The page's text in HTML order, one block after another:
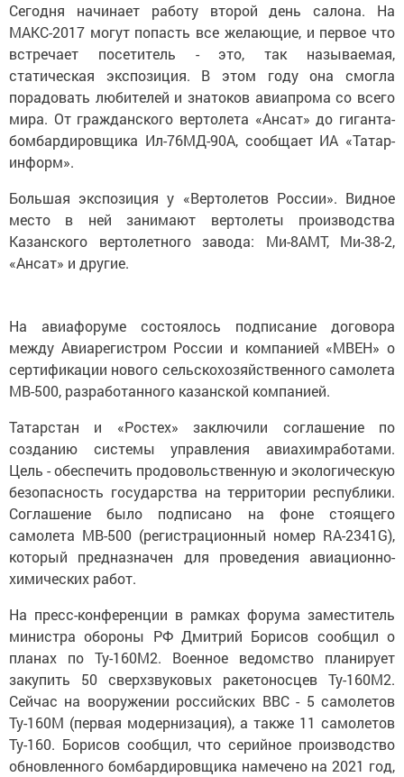
Сегодня начинает работу второй день салона. На
МАКС-2017 могут попасть все желающие, и первое что
встречает посетитель - это, так называемая,
статическая экспозиция. В этом году она смогла
порадовать любителей и знатоков авиапрома со всего
мира. От гражданского вертолета «Ансат» до гиганта-
бомбардировщика Ил-76МД-90А, сообщает ИА «Татар-
информ».
Большая экспозиция у «Вертолетов России». Видное
место в ней занимают вертолеты производства
Казанского вертолетного завода: Ми-8АМТ, Ми-38-2,
«Ансат» и другие.
На авиафоруме состоялось подписание договора
между Авиарегистром России и компанией «МВЕН» о
сертификации нового сельскохозяйственного самолета
МВ-500, разработанного казанской компанией.
Татарстан и «Ростех» заключили соглашение по
созданию системы управления авиахимработами.
Цель - обеспечить продовольственную и экологическую
безопасность государства на территории республики.
Соглашение было подписано на фоне стоящего
самолета МВ-500 (регистрационный номер RA-2341G),
который предназначен для проведения авиационно-
химических работ.
На пресс-конференции в рамках форума заместитель
министра обороны РФ Дмитрий Борисов сообщил о
планах по Ту-160М2. Военное ведомство планирует
закупить 50 сверхзвуковых ракетоносцев Ту-160М2.
Сейчас на вооружении российских ВВС - 5 самолетов
Ту-160М (первая модернизация), а также 11 самолетов
Ту-160. Борисов сообщил, что серийное производство
обновленного бомбардировщика намечено на 2021 год,